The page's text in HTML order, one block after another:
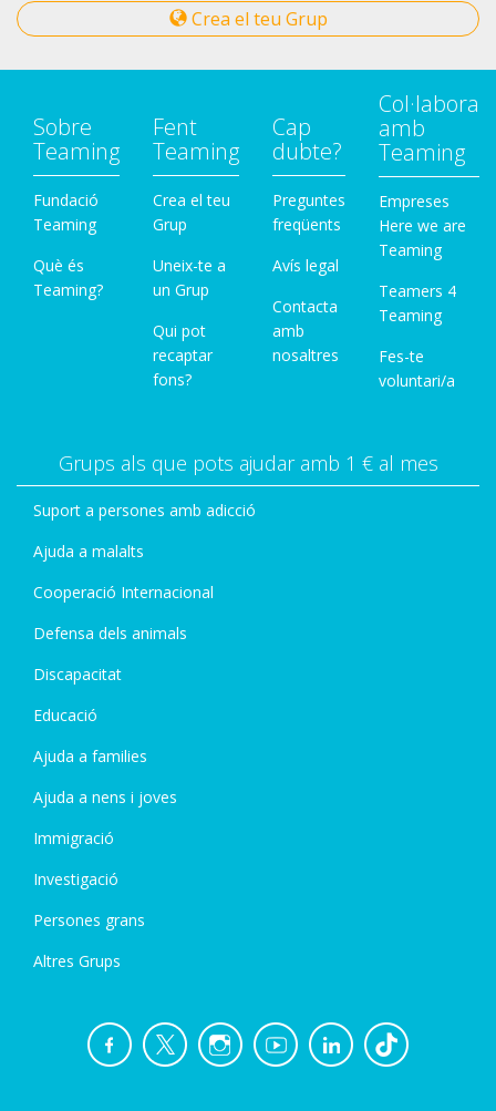
Crea el teu Grup
Sobre
Teaming
Fundació
Teaming
Què és
Teaming?
Fent
Teaming
Crea el teu
Grup
Uneix-te a
un Grup
Qui pot
recaptar
fons?
Cap
dubte?
Preguntes
freqüents
Avís legal
Contacta
amb
nosaltres
Col·labora
amb
Teaming
Empreses
Here we are
Teaming
Teamers 4
Teaming
Fes-te
voluntari/a
Grups als que pots ajudar amb 1 € al mes
Suport a persones amb adicció
Ajuda a malalts
Cooperació Internacional
Defensa dels animals
Discapacitat
Educació
Ajuda a families
Ajuda a nens i joves
Immigració
Investigació
Persones grans
Altres Grups